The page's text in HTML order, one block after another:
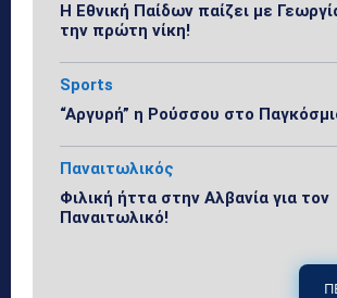
Η Εθνική Παίδων παίζει με
την πρώτη νίκη!
Sports
“Αργυρή” η Ρούσσου στο
Παναιτωλικός
Φιλική ήττα στην Αλβανία για τον
Παναιτωλικό!